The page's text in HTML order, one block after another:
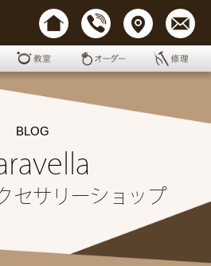
BLOG
セサリーショップ